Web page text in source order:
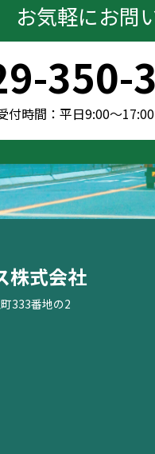
お気軽にお問
350-
付時間：平日9:00～17:00
株式会社
333番地の2